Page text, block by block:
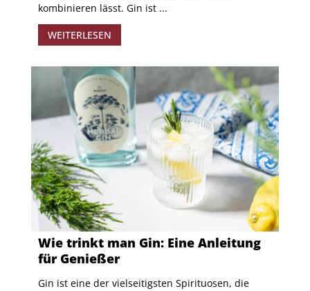
kombinieren lässt. Gin ist ...
WEITERLESEN
Wie trinkt man Gin: Eine Anleitung
für Genießer
Gin ist eine der vielseitigsten Spirituosen, die